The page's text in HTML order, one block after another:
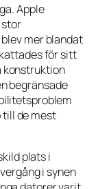
Apple
stor
mer blandat
för sitt
konstruktion
begränsade
till de mest
plats i
i synen